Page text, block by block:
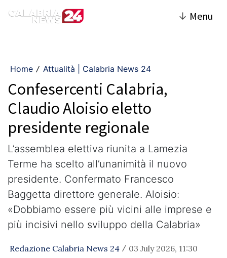
↓ Menu
Home / Attualità | Calabria News 24
Confesercenti Calabria,
Claudio Aloisio eletto
presidente regionale
L’assemblea elettiva riunita a Lamezia
Terme ha scelto all’unanimità il nuovo
presidente. Confermato Francesco
Baggetta direttore generale. Aloisio:
«Dobbiamo essere più vicini alle imprese e
più incisivi nello sviluppo della Calabria»
Redazione Calabria News 24 / 03 July 2026, 11:30